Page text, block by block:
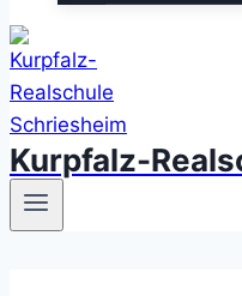
Kurpfalz-